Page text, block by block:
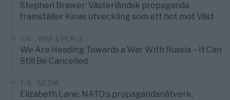
Stephen Brawer: Västerländsk propaganda
framställer Kinas utveckling som ett hot mot Väst
1/8 WAR & PEACE
We Are Heading Towards a War With Russia – It Can
Still Be Cancelled
1/8 MEDIA
Elizabeth Lane: NATO:s propagandanätverk,